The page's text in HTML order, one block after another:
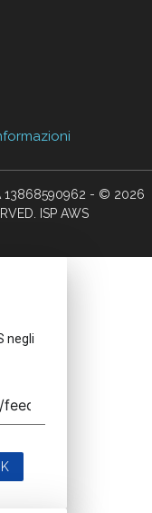
13868590962 - © 2026
ISP AWS
negli